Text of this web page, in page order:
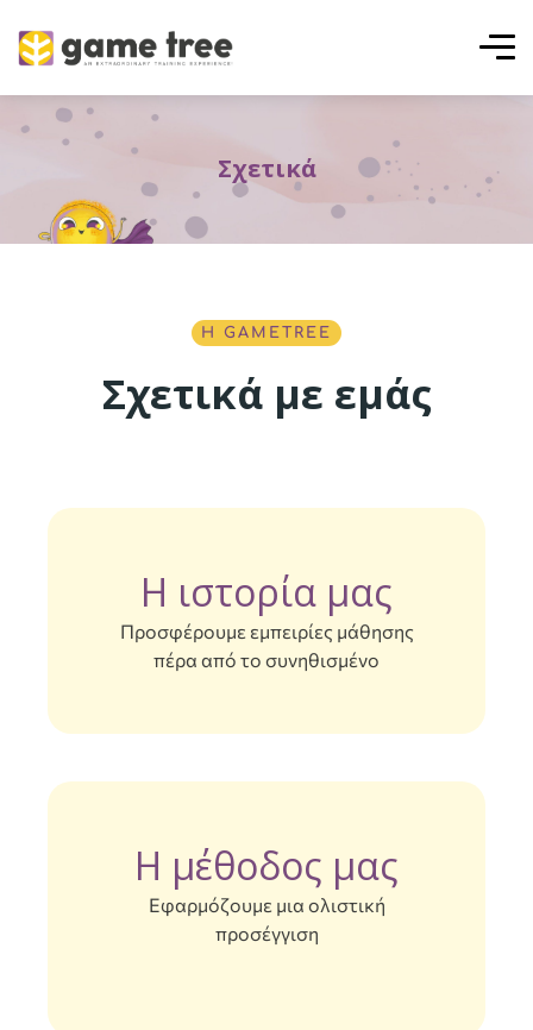
Σχετικά
Η GAMETREE
Σχετικά με εμάς
Η ιστορία μας
Προσφέρουμε εμπειρίες μάθησης
πέρα από το συνηθισμένο
Η μέθοδος μας
Εφαρμόζουμε μια ολιστική
προσέγγιση
1
2
3
4
5
7